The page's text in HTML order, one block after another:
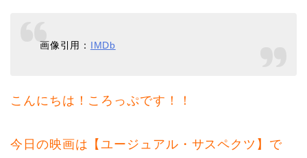
画像引用： IMDb
こんにちは！ころっぷです！！
今日の映画は【ユージュアル・サスペクツ】で